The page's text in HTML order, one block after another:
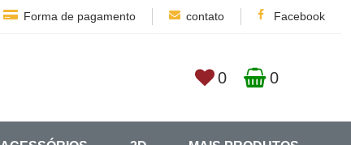
Forma de pagamento contato Facebook
0 0